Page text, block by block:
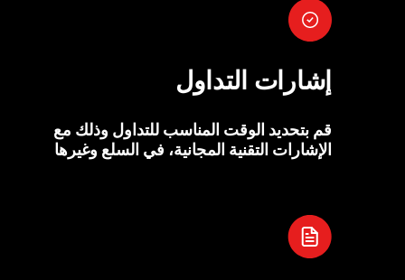
إشارات التداول
قم بتحديد الوقت المناسب للتداول وذلك مع
الإشارات التقنية المجانية، في السلع وغيرها